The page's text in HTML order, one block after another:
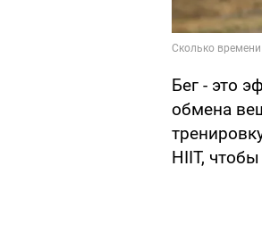
Бег - это
обмена
HIIT,